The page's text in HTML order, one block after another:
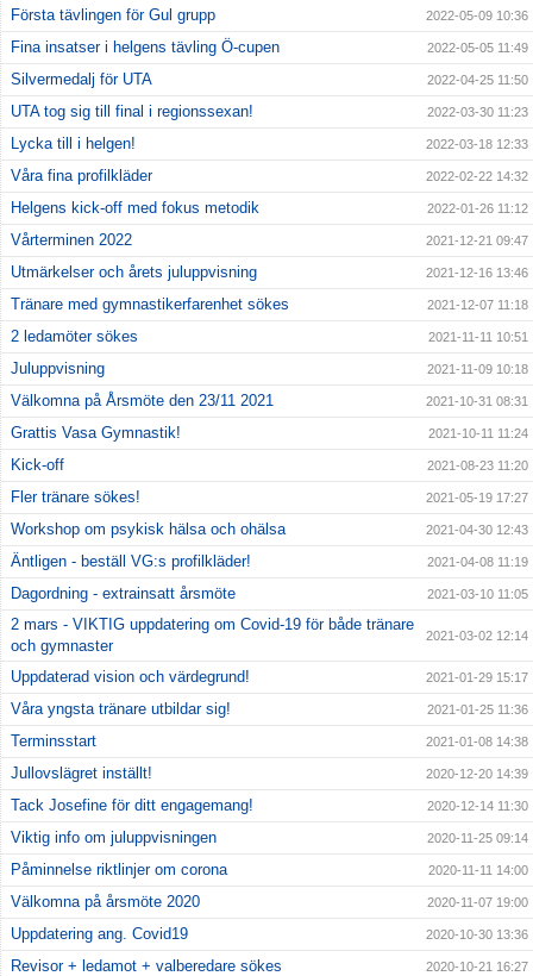
Första tävlingen för Gul grupp 2022-05-09 10:36
Fina insatser i helgens tävling Ö-cupen 2022-05-05 11:49
Silvermedalj för UTA 2022-04-25 11:50
UTA tog sig till final i regionssexan! 2022-03-30 11:23
Lycka till i helgen! 2022-03-18 12:33
Våra fina profilkläder 2022-02-22 14:32
Helgens kick-off med fokus metodik 2022-01-26 11:12
Vårterminen 2022 2021-12-21 09:47
Utmärkelser och årets juluppvisning 2021-12-16 13:46
Tränare med gymnastikerfarenhet sökes 2021-12-07 11:18
2 ledamöter sökes 2021-11-11 10:51
Juluppvisning 2021-11-09 10:18
Välkomna på Årsmöte den 23/11 2021 2021-10-31 08:31
Grattis Vasa Gymnastik! 2021-10-11 11:24
Kick-off 2021-08-23 11:20
Fler tränare sökes! 2021-05-19 17:27
Workshop om psykisk hälsa och ohälsa 2021-04-30 12:43
Äntligen - beställ VG:s profilkläder! 2021-04-08 11:19
Dagordning - extrainsatt årsmöte 2021-03-10 11:05
2 mars - VIKTIG uppdatering om Covid-19 för både tränare
och gymnaster
2021-03-02 12:14
Uppdaterad vision och värdegrund! 2021-01-29 15:17
Våra yngsta tränare utbildar sig! 2021-01-25 11:36
Terminsstart 2021-01-08 14:38
Jullovslägret inställt! 2020-12-20 14:39
Tack Josefine för ditt engagemang! 2020-12-14 11:30
Viktig info om juluppvisningen 2020-11-25 09:14
Påminnelse riktlinjer om corona 2020-11-11 14:00
Välkomna på årsmöte 2020 2020-11-07 19:00
Uppdatering ang. Covid19 2020-10-30 13:36
Revisor + ledamot + valberedare sökes 2020-10-21 16:27